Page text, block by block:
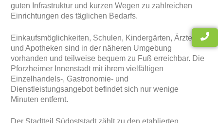
guten Infrastruktur und kurzen Wegen zu zahlreichen
Einrichtungen des täglichen Bedarfs.
Einkaufsmöglichkeiten, Schulen, Kindergärten, Ärzte
und Apotheken sind in der näheren Umgebung
vorhanden und teilweise bequem zu Fuß erreichbar. Die
Pforzheimer Innenstadt mit ihrem vielfältigen
Einzelhandels-, Gastronomie- und
Dienstleistungsangebot befindet sich nur wenige
Minuten entfernt.
Der Stadtteil Südoststadt zählt zu den etablierten